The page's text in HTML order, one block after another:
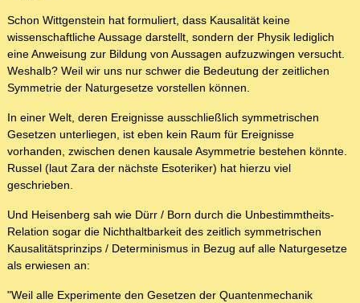
Schon Wittgenstein hat formuliert, dass Kausalität keine
wissenschaftliche Aussage darstellt, sondern der Physik lediglich
eine Anweisung zur Bildung von Aussagen aufzuzwingen versucht.
Weshalb? Weil wir uns nur schwer die Bedeutung der zeitlichen
Symmetrie der Naturgesetze vorstellen können.
In einer Welt, deren Ereignisse ausschließlich symmetrischen
Gesetzen unterliegen, ist eben kein Raum für Ereignisse
vorhanden, zwischen denen kausale Asymmetrie bestehen könnte.
Russel (laut Zara der nächste Esoteriker) hat hierzu viel
geschrieben.
Und Heisenberg sah wie Dürr / Born durch die Unbestimmtheits-
Relation sogar die Nichthaltbarkeit des zeitlich symmetrischen
Kausalitätsprinzips / Determinismus in Bezug auf alle Naturgesetze
als erwiesen an:
"Weil alle Experimente den Gesetzen der Quantenmechanik